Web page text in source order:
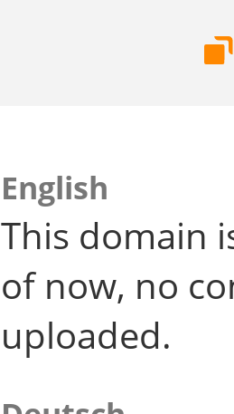
English
This domain
of now, no
uploaded.